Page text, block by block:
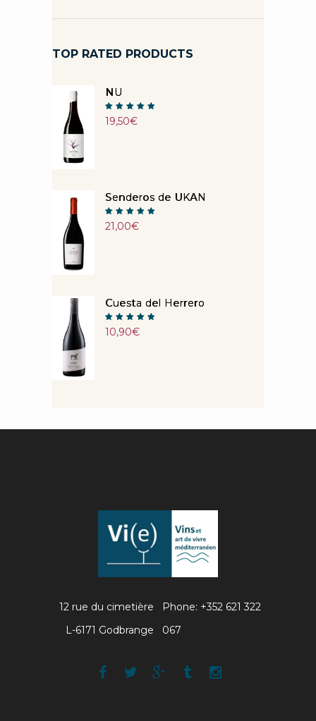
TOP RATED PRODUCTS
NU
Note
5.00
19,50€
Senderos de UKAN
Note
5.00
21,00€
Cuesta del Herrero
Note
5.00
10,90€
Phone: +352 621 322
067
12 rue du cimetière
L-6171 Godbrange